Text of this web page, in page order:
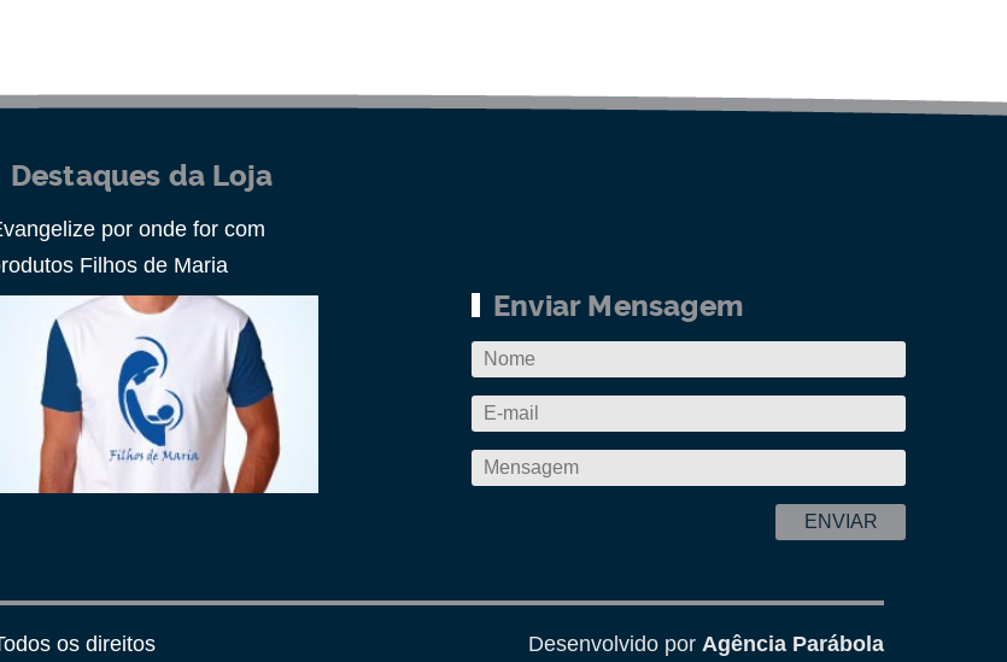
Destaques da Loja
por onde for com
Filhos de Maria
Enviar Mensagem
os direitos Desenvolvido por Agência Parábola